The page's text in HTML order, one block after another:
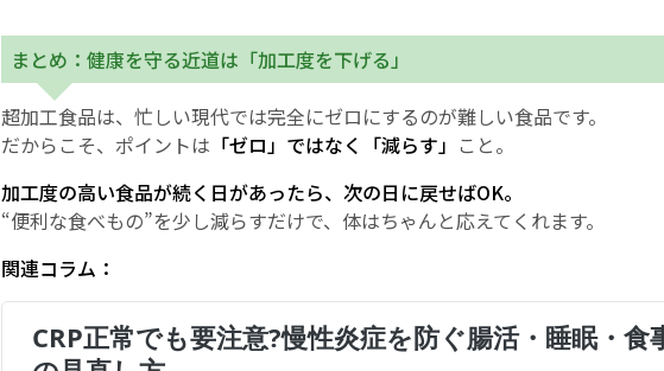
まとめ：健康を守る近道は「加工度を下げる」
超加工食品は、忙しい現代では完全にゼロにするのが難しい食品です。
だからこそ、ポイントは 「ゼロ」ではなく「減らす」 こと。
加工度の高い食品が続く日があったら、次の日に戻せばOK。
“便利な食べもの”を少し減らすだけで、体はちゃんと応えてくれます。
関連コラム：